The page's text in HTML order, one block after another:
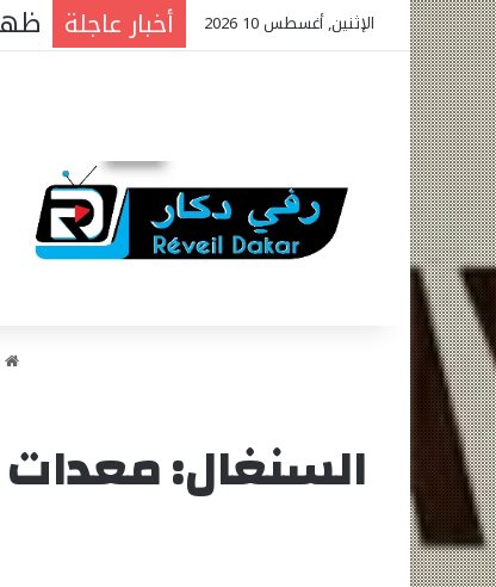
الإثنين, أغسطس 10 2026 أخبار عاجلة